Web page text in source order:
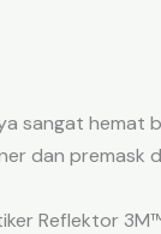
sangat hemat
dan
Reflektor